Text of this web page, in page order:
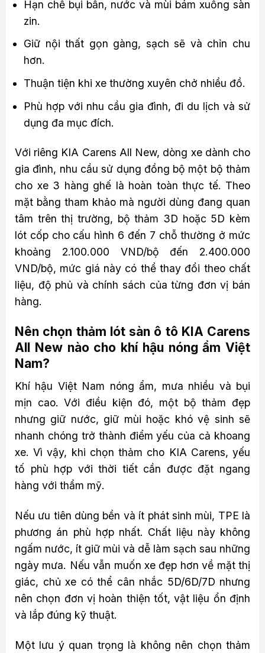
Hạn chế bụi bẩn, nước và mùi bám xuống sàn
zin.
Giữ nội thất gọn gàng, sạch sẽ và chỉn chu
hơn.
Thuận tiện khi xe thường xuyên chở nhiều đồ.
Phù hợp với nhu cầu gia đình, đi du lịch và sử
dụng đa mục đích.
Với riêng KIA Carens All New, dòng xe dành cho
gia đình, nhu cầu sử dụng đồng bộ một bộ thảm
cho xe 3 hàng ghế là hoàn toàn thực tế. Theo
mặt bằng tham khảo mà người dùng đang quan
tâm trên thị trường, bộ thảm 3D hoặc 5D kèm
lót cốp cho cấu hình 6 đến 7 chỗ thường ở mức
khoảng 2.100.000 VND/bộ đến 2.400.000
VND/bộ, mức giá này có thể thay đổi theo chất
liệu, độ phủ và chính sách của từng đơn vị bán
hàng.
Nên chọn thảm lót sàn ô tô KIA Carens
All New nào cho khí hậu nóng ẩm Việt
Nam?
Khí hậu Việt Nam nóng ẩm, mưa nhiều và bụi
mịn cao. Với điều kiện đó, một bộ thảm đẹp
nhưng giữ nước, giữ mùi hoặc khó vệ sinh sẽ
nhanh chóng trở thành điểm yếu của cả khoang
xe. Vì vậy, khi chọn thảm cho KIA Carens, yếu
tố phù hợp với thời tiết cần được đặt ngang
hàng với thẩm mỹ.
Nếu ưu tiên dùng bền và ít phát sinh mùi, TPE là
phương án phù hợp nhất. Chất liệu này không
ngấm nước, ít giữ mùi và dễ làm sạch sau những
ngày mưa. Nếu vẫn muốn xe đẹp hơn về mặt thị
giác, chủ xe có thể cân nhắc 5D/6D/7D nhưng
nên chọn đơn vị hoàn thiện tốt, vật liệu ổn định
và lắp đúng kỹ thuật.
Một lưu ý quan trọng là không nên chọn thảm